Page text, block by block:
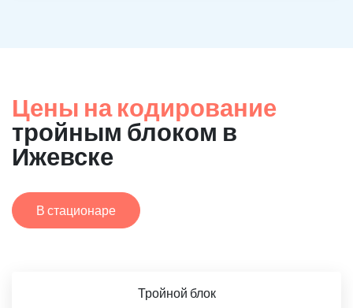
Цены на кодирование
тройным блоком в
Ижевске
В стационаре
Тройной блок